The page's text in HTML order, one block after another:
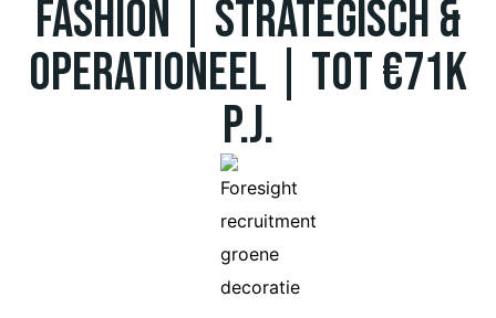
Fashion | Strategisch &
Operationeel | Tot €71K
P.J.